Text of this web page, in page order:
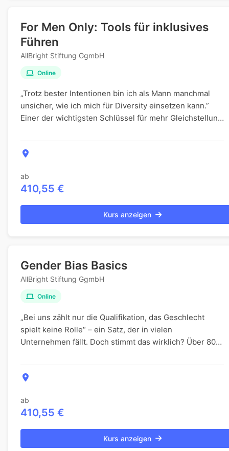
For Men Only: Tools für inklusives
Führen
AllBright Stiftung GgmbH
Online
„Trotz bester Intentionen bin ich als Mann manchmal
unsicher, wie ich mich für Diversity einsetzen kann.”
Einer der wichtigsten Schlüssel für mehr Gleichstellung
ab
410,55 €
Kurs anzeigen
Gender Bias Basics
AllBright Stiftung GgmbH
Online
„Bei uns zählt nur die Qualifikation, das Geschlecht
spielt keine Rolle“ – ein Satz, der in vielen
Unternehmen fällt. Doch stimmt das wirklich? Über 80
ab
410,55 €
Kurs anzeigen